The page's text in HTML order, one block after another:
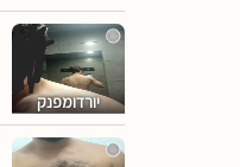
יורדומפנק